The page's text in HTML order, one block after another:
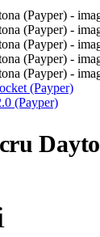
(Payper)
(Payper)